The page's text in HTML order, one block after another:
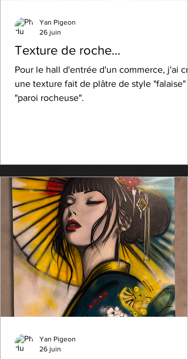
Texture de roche...
Pour le hall d'entrée d'un commerce, j'ai
une texture fait de plâtre de style "falaise"
"paroi rocheuse".
Yan Pigeon
26 juin
Yan Pigeon
26 juin